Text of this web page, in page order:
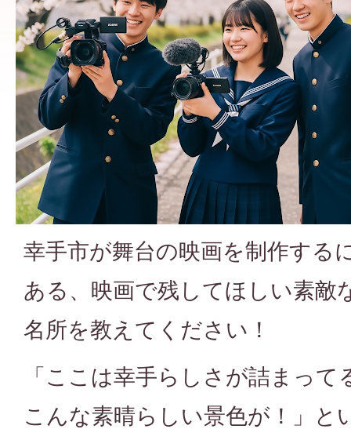
幸手市が舞台の映画を制作する
ある、映画で残してほしい素敵
名所を教えてください！
「ここは幸手らしさが詰まっ
こんな素晴らしい景色が！」と